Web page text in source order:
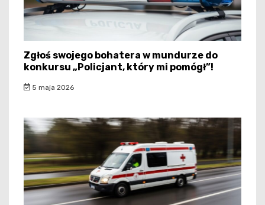
Zgłoś swojego bohatera w mundurze do
konkursu „Policjant, który mi pomógł”!
5 maja 2026